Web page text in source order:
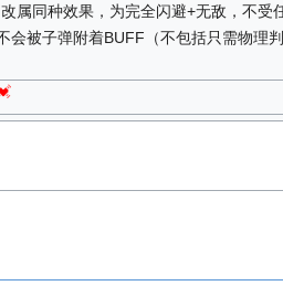
属同种效果，为完全闪避+无敌，不受
会被子弹附着BUFF（不包括只需物理